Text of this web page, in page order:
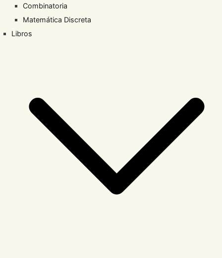
Combinatoria
Matemática Discreta
Libros